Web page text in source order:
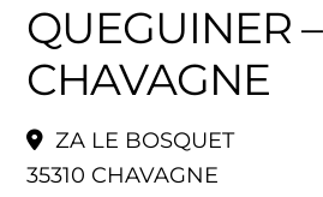
QUEGUINER –
CHAVAGNE
ZA LE BOSQUET
35310 CHAVAGNE